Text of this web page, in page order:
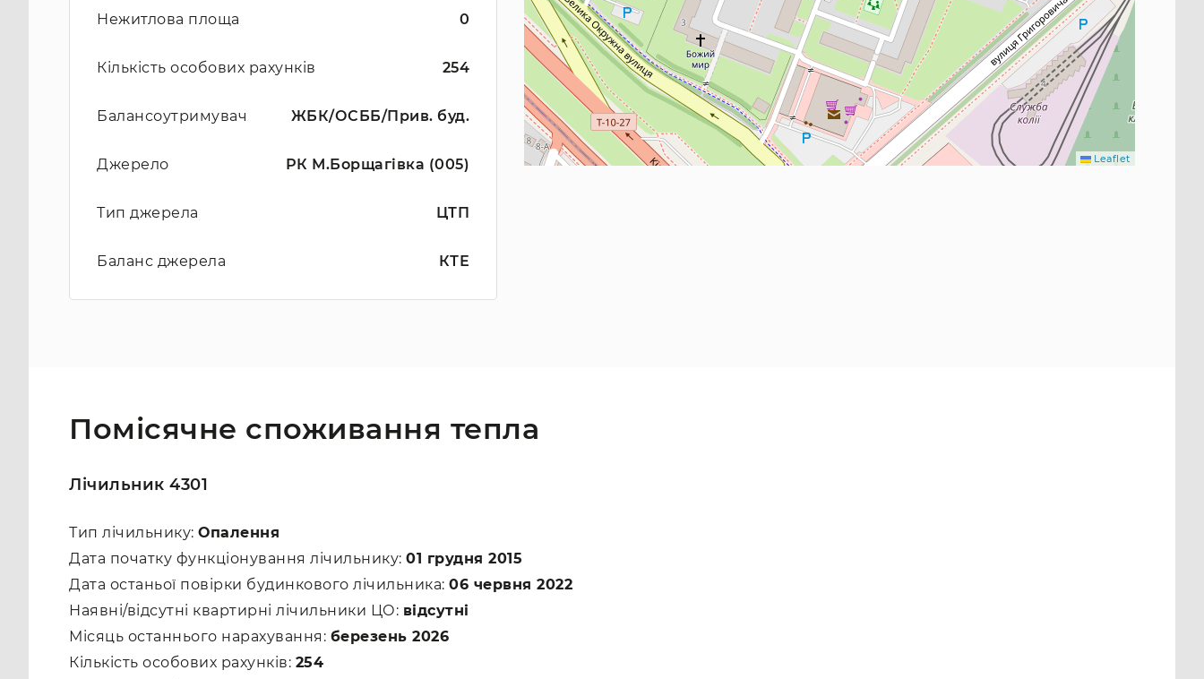
Нежитлова площа 0
Кількість особових рахунків 254
Балансоутримувач ЖБК/ОСББ/Прив. буд.
Джерело РК М.Борщагівка (005)
Тип джерела ЦТП
Баланс джерела КТЕ
Leaflet
Помісячне споживання тепла
Лічильник 4301
Тип лічильнику: Опалення
Дата початку функціонування лічильнику: 01 грудня 2015
Дата останьої повірки будинкового лічильника: 06 червня 2022
Наявні/відсутні квартирні лічильники ЦО: відсутні
Місяць останнього нарахування: березень 2026
Кількість особових рахунків: 254